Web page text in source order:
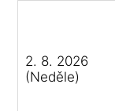
2. 8. 2026
(Neděle)